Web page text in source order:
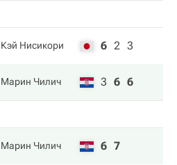
Кэй Нисикори 6 2 3
Марин Чилич 3 6 6
Марин Чилич 6 7